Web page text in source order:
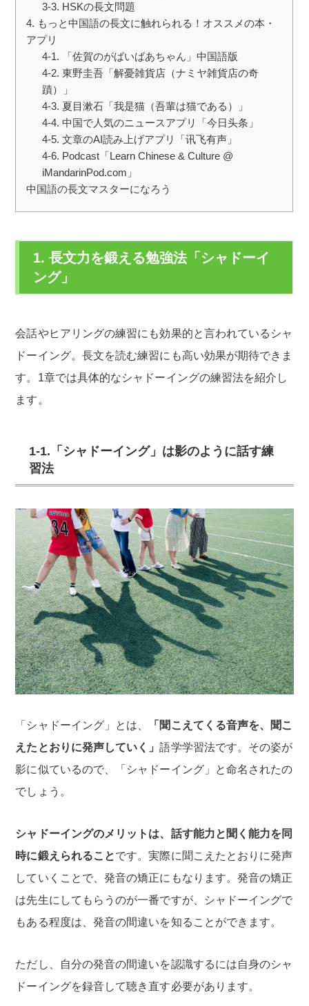
3-3. HSKの長文問題
4. もっと中国語の長文に触れられる！オススメの本・
アプリ
4-1. 「佐賀のがばいばあちゃん」中国語版
4-2. 東野圭吾「解憂雑貨店（ナミヤ雑貨店の奇
蹟）」
4-3. 夏目漱石「我是猫（吾輩は猫である）」
4-4. 中国で人気のニュースアプリ「今日头条」
4-5. 文章のAI読み上げアプリ「讯飞有声」
4-6. Podcast「Learn Chinese & Culture @
iMandarinPod.com」
中国語の長文マスターになろう
1. 長文力を鍛える勉強法「シャドーイ
ング」
会話やヒアリングの練習にも効果的と言われているシャ
ドーイング。長文を読む練習にも高い効果が期待できま
す。1章では具体的なシャドーイングの練習法を紹介し
ます。
1-1.「シャドーイング」は影のように話す練
習法
「シャドーイング」とは、
「聞こえてくる音声を、聞こ
えたとおりに発声していく」語学学習法です。その姿が
影に似ているので、「シャドーイング」と命名されたの
でしょう。
シャドーイングのメリットは、話す能力と聞く能力を同
時に鍛えられることです。実際に聞こえたとおりに発声
していくことで、発音の矯正にもなります。発音の矯正
は先生にしてもらうのが一番ですが、シャドーイングで
もある程度は、発音の間違いを知ることができます。
ただし、自分の発音の間違いを認識するには自身のシャ
ドーイングを録音して聴き直す必要があります。